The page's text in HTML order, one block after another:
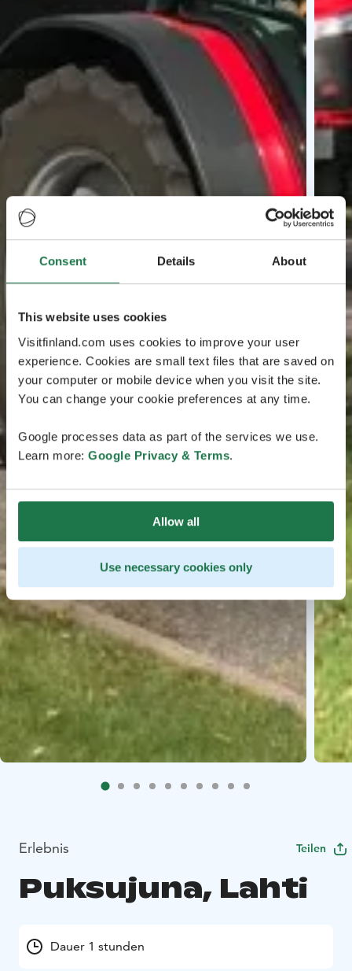
Consent Details About
This website uses cookies
Visitfinland.com uses cookies to improve your user
experience. Cookies are small text files that are saved on
your computer or mobile device when you visit the site.
You can change your cookie preferences at any time.
Google processes data as part of the services we use.
Learn more: Google Privacy & Terms.
Allow all
Use necessary cookies only
Erlebnis Teilen
Puksujuna, Lahti
Dauer 1 stunden